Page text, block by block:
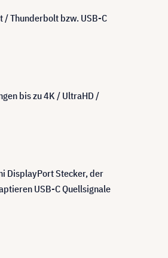
/ Thunderbolt bzw. USB-C
bis zu 4K / UltraHD /
DisplayPort Stecker, der
USB-C Quellsignale